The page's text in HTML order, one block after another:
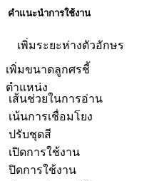
คำแนะนำการใช้งาน
เพิ่มระยะห่างตัวอักษร
เพิ่มขนาดลูกศรชี้
ตำแหน่ง
เส้นช่วยในการอ่าน
เน้นการเชื่อมโยง
ปรับชุดสี
เปิดการใช้งาน
ปิดการใช้งาน